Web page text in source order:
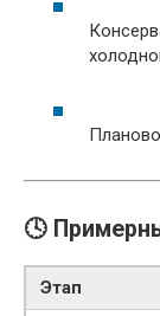
🕓
Этап